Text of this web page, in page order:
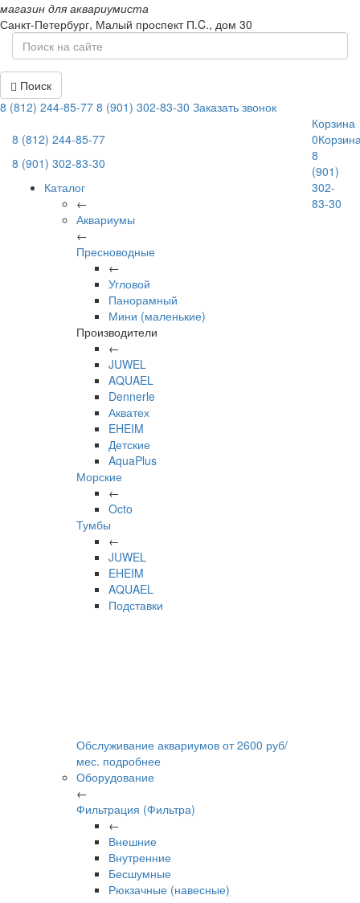
магазин для аквариумиста
Санкт-Петербург, Малый проспект П.C., дом 30
Поиск
8 (812) 244-85-77 8 (901) 302-83-30 Заказать звонок
8 (812) 244-85-77
8 (901) 302-83-30
Каталог
←
Аквариумы
←
Пресноводные
←
Угловой
Панорамный
Мини (маленькие)
Производители
←
JUWEL
AQUAEL
Dennerle
Акватех
EHEIM
Детские
AquaPlus
Морские
←
Octo
Тумбы
←
JUWEL
EHEIM
AQUAEL
Подставки
Обслуживание аквариумов от2600 руб/
мес. подробнее
Оборудование
←
Фильтрация (Фильтра)
←
Внешние
Внутренние
Бесшумные
Рюкзачные (навесные)
Корзина
0
8
(901)
302-
83-30